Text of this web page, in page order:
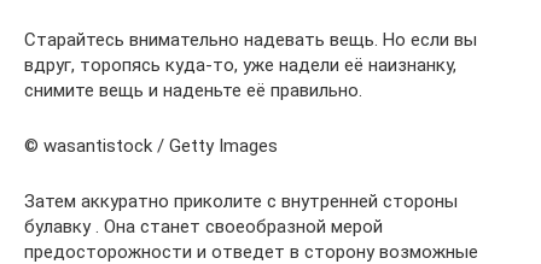
Старайтесь внимательно надевать вещь. Но если вы
вдруг, торопясь куда-то, уже надели её наизнанку,
снимите вещь и наденьте её правильно.
© wasantistock / Getty Images
Затем аккуратно приколите с внутренней стороны
булавку . Она станет своеобразной мерой
предосторожности и отведет в сторону возможные